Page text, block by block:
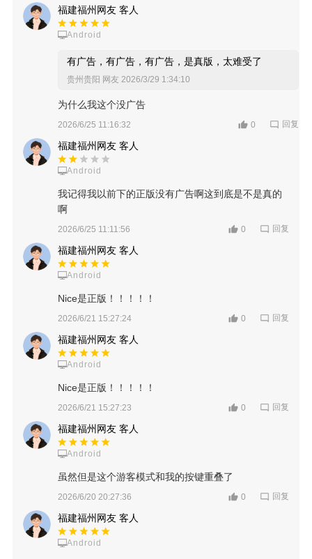
福建福州网友 客人
Android
有广告，有广告，有广告，是真版，太难受了
贵州贵阳 网友 2026/3/29 1:34:10
为什么我这个没广告
2026/6/25 11:16:32 0 回复
福建福州网友 客人
Android
我记得我以前下的正版没有广告啊这到底是不是真的
啊
2026/6/25 11:11:56 0 回复
福建福州网友 客人
Android
Nice是正版！！！！！
2026/6/21 15:27:24 0 回复
福建福州网友 客人
Android
Nice是正版！！！！！
2026/6/21 15:27:23 0 回复
福建福州网友 客人
Android
虽然但是这个游客模式和我的按键重叠了
2026/6/20 20:27:36 0 回复
福建福州网友 客人
Android